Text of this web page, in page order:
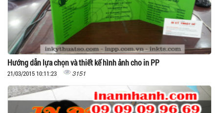
Hướng dẫn lựa chọn và thiết kế hình ảnh cho in PP
21/03/2015 10:11:23 3151